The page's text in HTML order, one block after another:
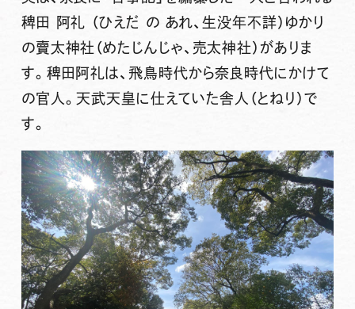
稗田 阿礼
（ひえだ の あれ、生没年不詳）ゆかり
の賣太神社（めたじんじゃ、売太神社） がありま
す。稗田阿礼は、飛鳥時代から奈良時代にかけて
の官人。天武天皇に仕えていた舎人（とねり）で
す。